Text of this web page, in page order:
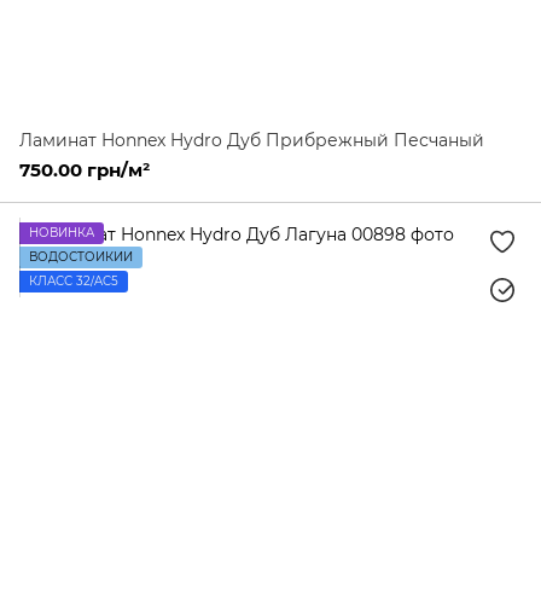
Ламинат Honnex Hydro Дуб Прибрежный Песчаный
750.00 грн/м²
НОВИНКА
ВОДОСТОЙКИЙ
КЛАСС 32/AC5